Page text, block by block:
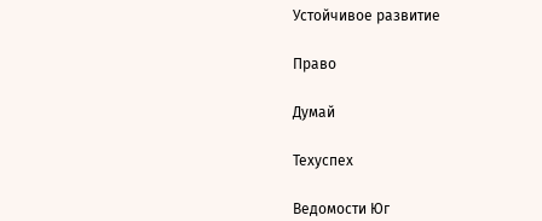
Устойчивое развитие
Право
Думай
Техуспех
Ведомости Юг